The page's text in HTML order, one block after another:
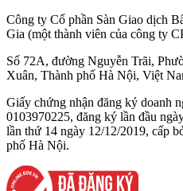
Công ty Cổ phần Sàn Giao dịch
Gia (một thành viên của công ty
Số 72A, đường Nguyễn Trãi,
Xuân, Thành phố Hà Nội, Việt
Giấy chứng nhận đăng ký doanh
0103970225, đăng ký lần đầu
lần thứ 14 ngày 12/12/2019, cấp
phố Hà Nội.